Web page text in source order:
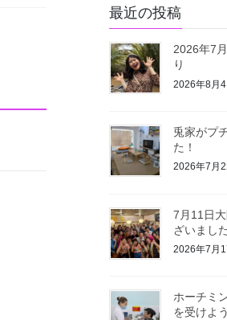
最近の投稿
2026年7
り
2026年8月4
兎家がプ
た！
2026年7月
7月11日
ざいました
2026年7月
ホーチミ
を受けよ